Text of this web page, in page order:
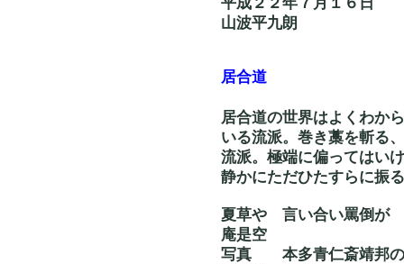
山波平九朗
居合道
居合道の世界はよくわか
いる流派。巻き藁を斬る
流派。極端に偏ってはい
静かにただひたすらに振
夏草や 言い合
庵是空
写真 本多青仁